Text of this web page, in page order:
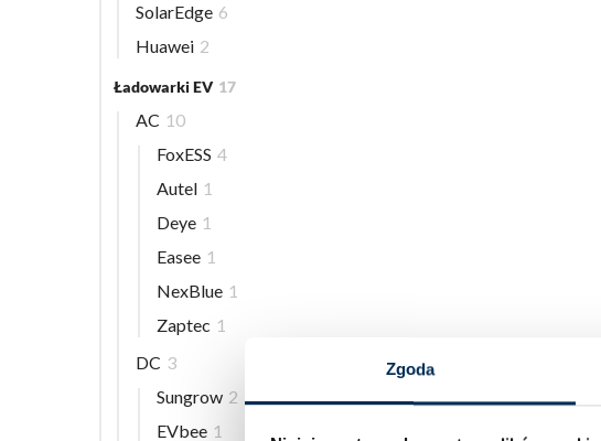
Zgoda
SolarEdge 6
Huawei 2
Ładowarki EV 17
AC 10
FoxESS 4
Autel 1
Deye 1
Easee 1
NexBlue 1
Zaptec 1
DC 3
Sungrow 2
EVbee 1